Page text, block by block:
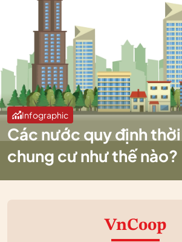
Infographic
Các nước quy định
chung cư như thế nào?
VnCoop